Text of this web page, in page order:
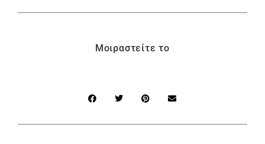
Μοιραστείτε το